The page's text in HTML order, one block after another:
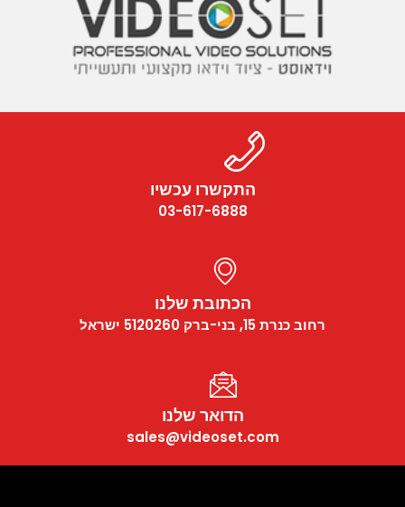
התקשרו עכשיו
03-617-6888
הכתובת שלנו
רחוב כנרת 15, בני-ברק 5120260 ישראל
הדואר שלנו
sales@videoset.com